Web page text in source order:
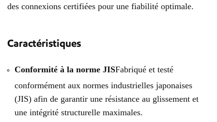
des connexions certifiées pour une fiabilité optimale.
Caractéristiques
Conformité à la norme JISFabriqué et testé
conformément aux normes industrielles japonaises
(JIS) afin de garantir une résistance au glissement et
une intégrité structurelle maximales.